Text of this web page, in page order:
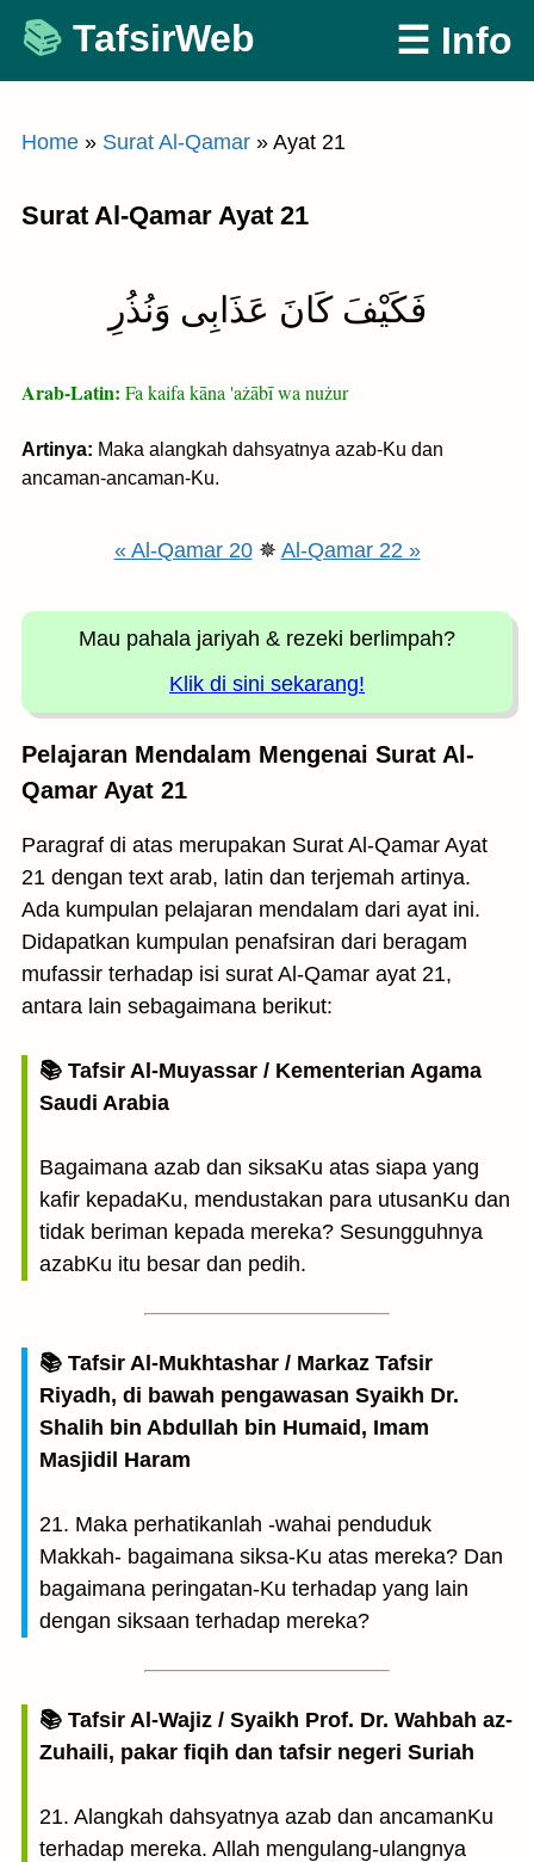
Skip
content
TafsirWeb ☰ Info
Home » Surat Al-Qamar » Ayat 21
Surat Al-Qamar Ayat 21
فَكَيْفَ كَانَ عَذَابِى وَنُذُرِ
Arab-Latin: Fa kaifa kāna 'ażābī wa nużur
Artinya: Maka alangkah dahsyatnya azab-Ku dan
ancaman-ancaman-Ku.
« Al-Qamar 20✵ Al-Qamar 22 »
Mau pahala jariyah & rezeki berlimpah?
Klik di sini sekarang!
Pelajaran Mendalam Mengenai Surat Al-
Qamar Ayat 21
Paragraf di atas merupakan Surat Al-Qamar Ayat
21 dengan text arab, latin dan terjemah artinya.
Ada kumpulan pelajaran mendalam dari ayat ini.
Didapatkan kumpulan penafsiran dari beragam
mufassir terhadap isi surat Al-Qamar ayat 21,
antara lain sebagaimana berikut:
📚 Tafsir Al-Muyassar / Kementerian Agama
Saudi Arabia
Bagaimana azab dan siksaKu atas siapa yang
kafir kepadaKu, mendustakan para utusanKu dan
tidak beriman kepada mereka? Sesungguhnya
azabKu itu besar dan pedih.
📚 Tafsir Al-Mukhtashar / Markaz Tafsir
Riyadh, di bawah pengawasan Syaikh Dr.
Shalih bin Abdullah bin Humaid, Imam
Masjidil Haram
21. Maka perhatikanlah -wahai penduduk
Makkah- bagaimana siksa-Ku atas mereka? Dan
bagaimana peringatan-Ku terhadap yang lain
dengan siksaan terhadap mereka?
📚 Tafsir Al-Wajiz / Syaikh Prof. Dr. Wahbah az-
Zuhaili, pakar fiqih dan tafsir negeri Suriah
21. Alangkah dahsyatnya azab dan ancamanKu
terhadap mereka. Allah mengulang-ulangnya